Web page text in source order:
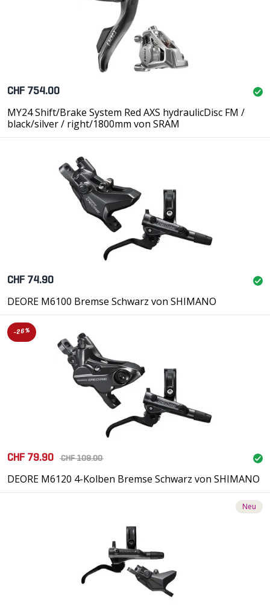
CHF 754.00
MY24 Shift/Brake System Red AXS hydraulicDisc FM /
black/silver / right/1800mm von SRAM
CHF 74.90
DEORE M6100 Bremse Schwarz von SHIMANO
-26%
CHF 79.90 CHF 109.00
DEORE M6120 4-Kolben Bremse Schwarz von SHIMANO
Neu